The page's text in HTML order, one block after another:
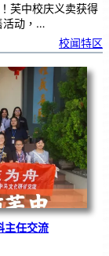
芙中校庆义卖获得
活动，…
校闻特区
主任交流